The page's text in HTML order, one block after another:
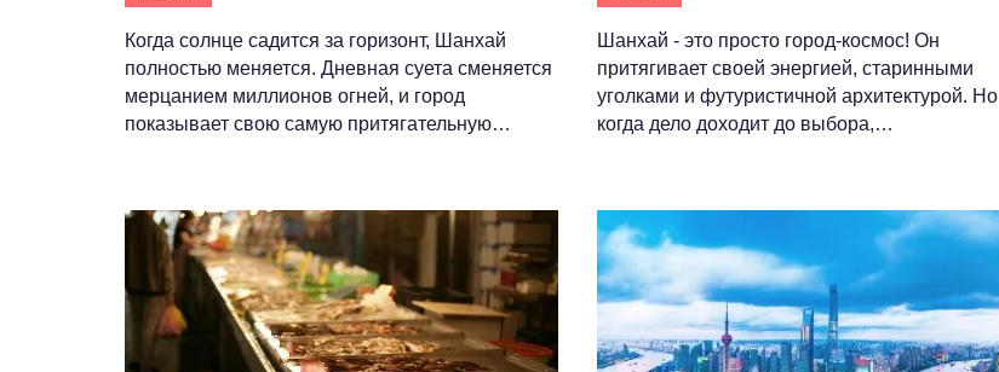
Когда солнце садится за горизонт, Шанхай
полностью меняется. Дневная суета сменяется
мерцанием миллионов огней, и город
показывает свою самую притягательную…
Шанхай - это просто город-космос! Он
притягивает своей энергией, старинными
уголками и футуристичной архитектурой. Но
когда дело доходит до выбора,…